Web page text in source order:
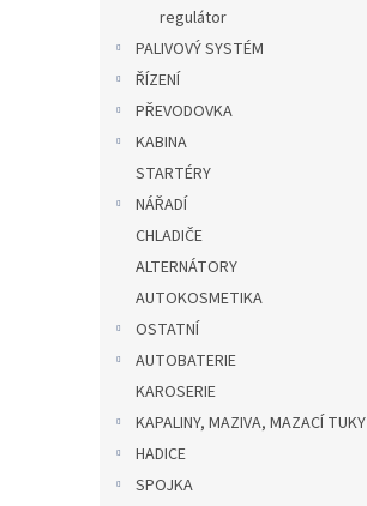
regulátor
PALIVOVÝ SYSTÉM
ŘÍZENÍ
PŘEVODOVKA
KABINA
STARTÉRY
NÁŘADÍ
CHLADIČE
ALTERNÁTORY
AUTOKOSMETIKA
OSTATNÍ
AUTOBATERIE
KAROSERIE
KAPALINY, MAZIVA, MAZACÍ TUKY
HADICE
SPOJKA